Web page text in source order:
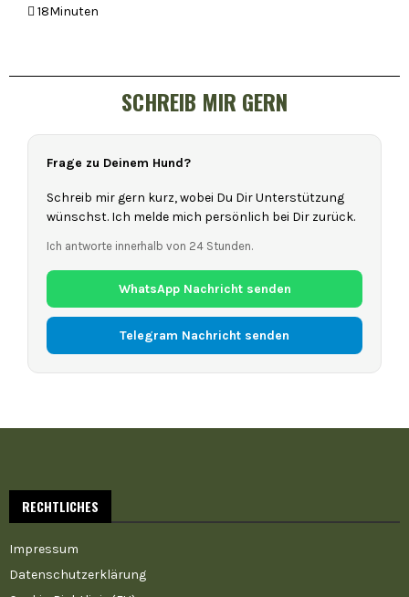
18Minuten
SCHREIB MIR GERN
Frage zu Deinem Hund?
Schreib mir gern kurz, wobei Du Dir Unterstützung
wünschst. Ich melde mich persönlich bei Dir zurück.
Ich antworte innerhalb von 24 Stunden.
WhatsApp Nachricht senden
Telegram Nachricht senden
RECHTLICHES
Impressum
Datenschutzerklärung